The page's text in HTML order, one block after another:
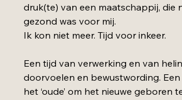
druk(te) van een maatschappij, die
gezond was voor mij.
Ik kon niet meer. Tijd voor inkeer.
Een tijd van verwerking en van
doorvoelen en bewustwording.
het ‘oude’ om het nieuwe geboren